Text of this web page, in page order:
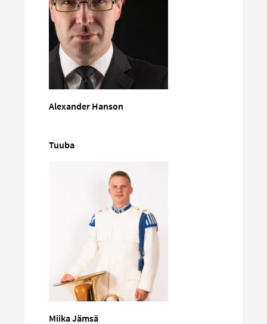
Alexander Hanson
Tuuba
Miika Jämsä